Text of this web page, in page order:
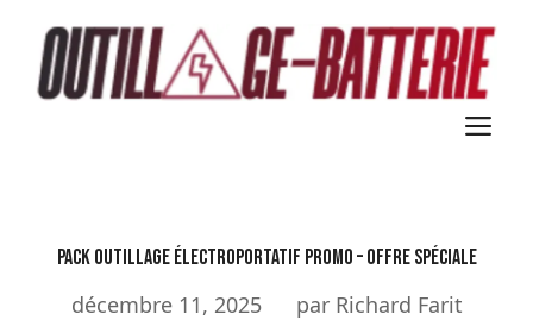
contenu
Pack outillage électroportatif promo – Offre spéciale
décembre 11, 2025 par Richard Farit